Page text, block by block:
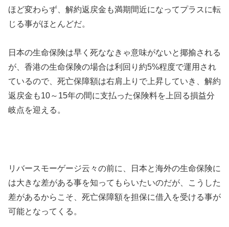
ほど変わらず、解約返戻金も満期間近になってプラスに転
じる事がほとんどだ。
日本の生命保険は早く死ななきゃ意味がないと揶揄される
が、香港の生命保険の場合は利回り約5%程度で運用され
ているので、死亡保障額は右肩上りで上昇していき、解約
返戻金も10～15年の間に支払った保険料を上回る損益分
岐点を迎える。
リバースモーゲージ云々の前に、日本と海外の生命保険に
は大きな差がある事を知ってもらいたいのだが、こうした
差があるからこそ、死亡保障額を担保に借入を受ける事が
可能となってくる。